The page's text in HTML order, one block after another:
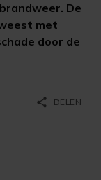
De
met
door de
share DELEN